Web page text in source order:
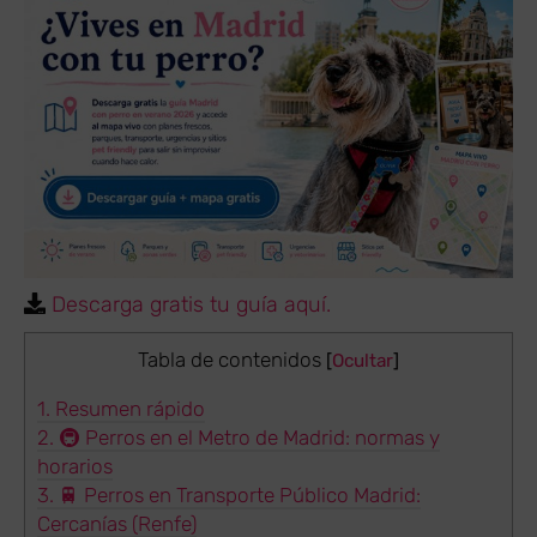
Descarga gratis tu guía aquí.
Tabla de contenidos [Ocultar]
1. Resumen rápido
2. 🚇 Perros en el Metro de Madrid: normas y
horarios
3. 🚆 Perros en Transporte Público Madrid:
Cercanías (Renfe)